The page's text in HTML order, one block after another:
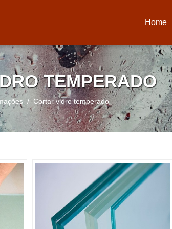
Home
(current)
TEMPERADO
Cortar vidro temperado